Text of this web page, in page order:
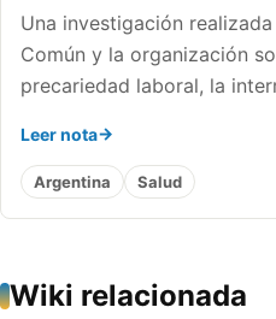
Una investigación
Común y la organización
precariedad laboral, la
Leer nota
Argentina Salud
Wiki relacionada